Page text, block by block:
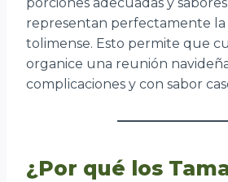
representan perfectamente la
tolimense. Esto permite que
organice una reunión
complicaciones y con sabor
¿Por qué los